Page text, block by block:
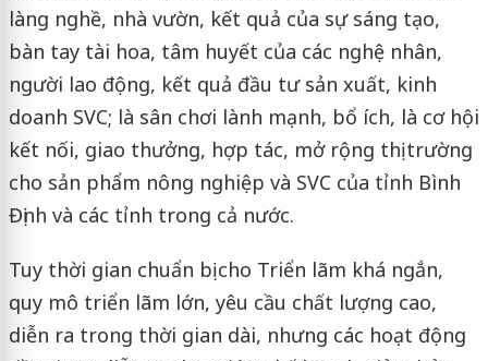
làng nghề, nhà vườn, kết quả của sự sáng tạo,
bàn tay tài hoa, tâm huyết của các nghệ nhân,
người lao động, kết quả đầu tư sản xuất, kinh
doanh SVC; là sân chơi lành mạnh, bổ ích, là cơ hội
kết nối, giao thưởng, hợp tác, mở rộng thị trường
cho sản phẩm nông nghiệp và SVC của tỉnh Bình
Định và các tỉnh trong cả nước.
Tuy thời gian chuẩn bị cho Triển lãm khá ngắn,
quy mô triển lãm lớn, yêu cầu chất lượng cao,
diễn ra trong thời gian dài, nhưng các hoạt động